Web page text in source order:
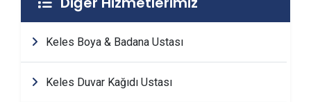
Keles Boya & Badana Ustası
Keles Duvar Kağıdı Ustası